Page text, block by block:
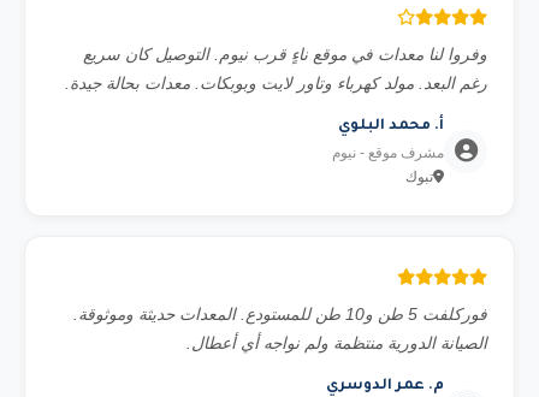
وفروا لنا معدات في موقع ناءٍ قرب نيوم. التوصيل كان سريع
رغم البعد. مولد كهرباء وتاور لايت وبوبكات. معدات بحالة جيدة.
أ. محمد البلوي
مشرف موقع - نيوم
تبوك
فوركلفت 5 طن و10 طن للمستودع. المعدات حديثة وموثوقة.
الصيانة الدورية منتظمة ولم نواجه أي أعطال.
م. عمر الدوسري